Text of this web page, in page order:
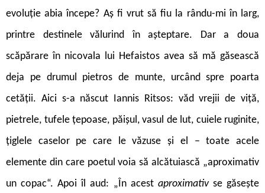
evoluție abia începe? Aș fi vrut să fiu la rându-mi în larg,
printre destinele vălurind în așteptare. Dar a doua
scăpărare în nicovala lui Hefaistos avea să mă găsească
deja pe drumul pietros de munte, urcând spre poarta
cetății. Aici s-a născut Iannis Ritsos: văd vrejii de viță,
pietrele, tufele țepoase, păișul, vasul de lut, cuiele ruginite,
țiglele caselor pe care le văzuse și el – toate acele
elemente din care poetul voia să alcătuiască „aproximativ
un copac“. Apoi îl aud: „În acest aproximativse găsește